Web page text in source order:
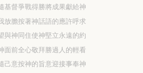
基督爭戰得勝將成果獻給神
放膽按著神話語的應許呼求
與神同住使神堅立永遠的約
面前全心敬拜勝過人的輕看
己意按神的旨意迎接事奉神